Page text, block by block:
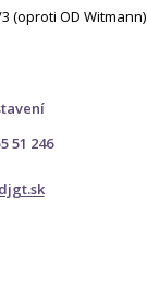
(oproti OD Witmann)
51 246